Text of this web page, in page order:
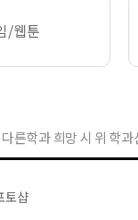
/웹툰
다른학과 희망 시 위 학
토샵